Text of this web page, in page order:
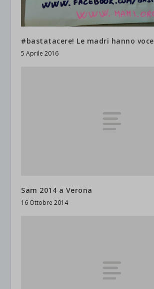
#bastatacere! Le madri hanno voce
5 Aprile 2016
Sam 2014 a Verona
16 Ottobre 2014